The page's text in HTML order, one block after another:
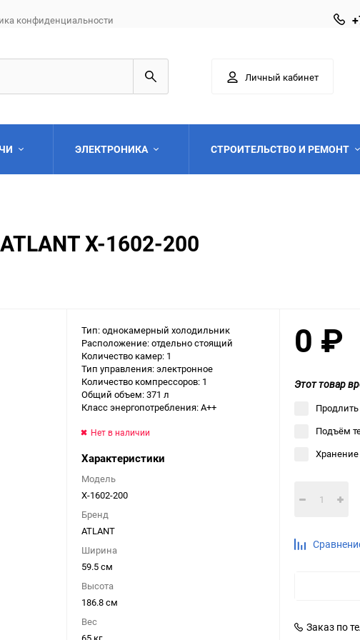
конфиденциальности
Личный кабинет
Выберите категорию
Выберите категорию
ЭЛЕКТРОНИКА СТРОИТЕЛЬСТВО И РЕМОНТ
Выберите категорию
Х-1602-200
Тип: однокамерный холодильник
Расположение: отдельно стоящий
Количество камер: 1
Тип управления: электронное
Количество компрессоров: 1
Общий объем: 371 л
Класс энергопотребления: A++
Нет в наличии
Характеристики
Модель
Х-1602-200
Бренд
ATLANT
Ширина
59.5 см
Высота
186.8 см
Вес
0 ₽
Этот товар
Подъём
Хранение
Заказ по